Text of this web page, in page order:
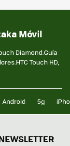
Móvil
Diamond.Guía
Touch HD,
Android 5g